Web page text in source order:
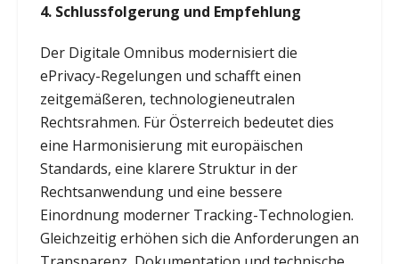
4.Schlussfolgerung und Empfehlung
Der Digitale Omnibus modernisiert die
ePrivacy-Regelungen und schafft einen
zeitgemäßeren, technologieneutralen
Rechtsrahmen. Für Österreich bedeutet dies
eine Harmonisierung mit europäischen
Standards, eine klarere Struktur in der
Rechtsanwendung und eine bessere
Einordnung moderner Tracking-Technologien.
Gleichzeitig erhöhen sich die Anforderungen an